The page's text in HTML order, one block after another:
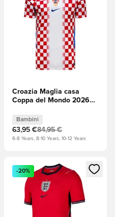
Croazia Maglia casa
Coppa del Mondo 2026
Bambini
63,95 €84,95 €
6-8 Years, 8-10 Years, 10-12 Years
accedere o registrarsi come
Apre una finestra modale
-20%